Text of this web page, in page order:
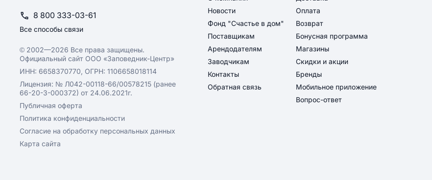
8 800 333-03-61
Все способы связи
© 2002—2026 Все права защищены.
Официальный сайт ООО «Заповедник-Центр»
ИНН: 6658370770, ОГРН: 1106658018114
Лицензия: № Л042-00118-66/00578215 (ранее
66-20-3-000372) от 24.06.2021г.
Публичная оферта
Политика конфиденциальности
Согласие на обработку персональных данных
Карта сайта
Новости
Фонд "Счастье в дом"
Поставщикам
Арендодателям
Заводчикам
Контакты
Обратная связь
Оплата
Возврат
Бонусная программа
Магазины
Скидки и акции
Бренды
Мобильное приложение
Вопрос-ответ